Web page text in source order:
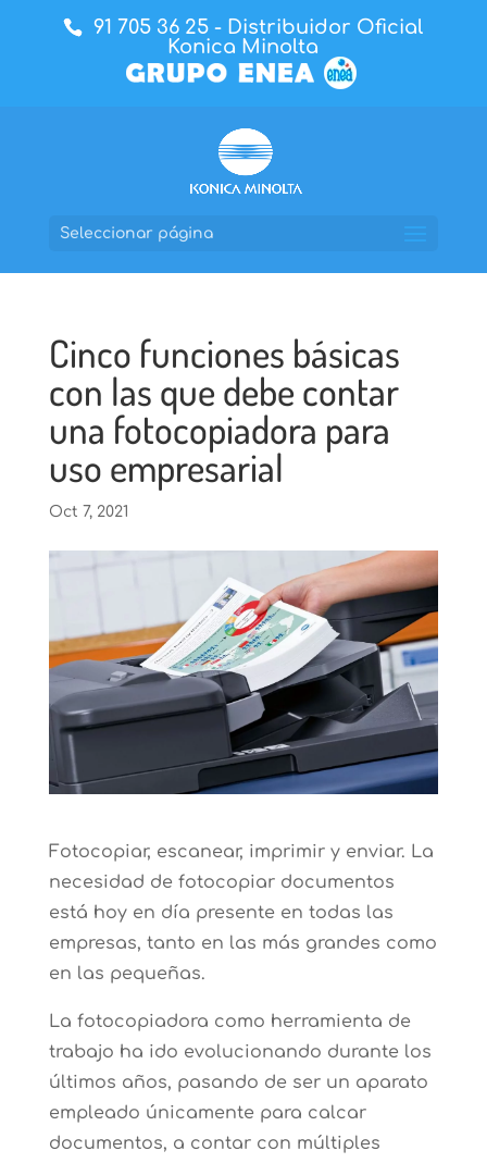
91 705 36 25 - Distribuidor Oficial
Konica Minolta
Seleccionar página
Cinco funciones básicas
con las que debe contar
una fotocopiadora para
uso empresarial
Oct 7, 2021
Fotocopiar, escanear, imprimir y enviar. La
necesidad de fotocopiar documentos
está hoy en día presente en todas las
empresas, tanto en las más grandes como
en las pequeñas.
La fotocopiadora como herramienta de
trabajo ha ido evolucionando durante los
últimos años, pasando de ser un aparato
empleado únicamente para calcar
documentos, a contar con múltiples